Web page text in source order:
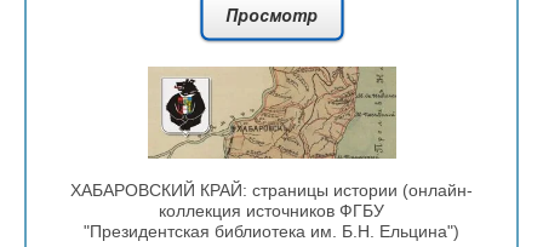
ХАБАРОВСКИЙ КРАЙ: страницы истории (онлайн-
коллекция источников ФГБУ
"Президентская библиотека им. Б.Н. Ельцина")